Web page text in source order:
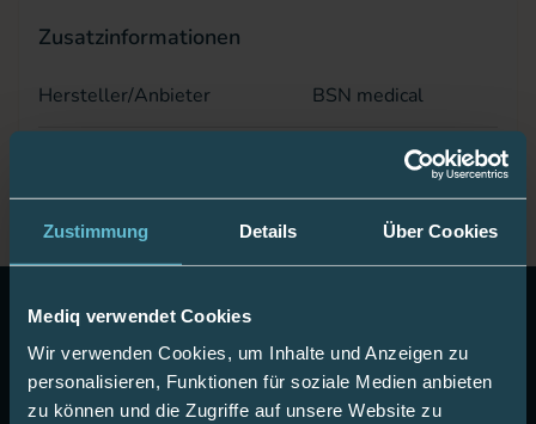
Zustimmung Details Über Cookies
Mediq verwendet Cookies
Wir verwenden Cookies, um Inhalte und Anzeigen zu
personalisieren, Funktionen für soziale Medien anbieten
zu können und die Zugriffe auf unsere Website zu
Zusatzinformationen
Hersteller/Anbieter BSN medical
00626225
10 Euro Gutschein!Abonnieren Sie unseren Newsletter
Ihre nächste Onlinebestellung.
Jetzt anmelden